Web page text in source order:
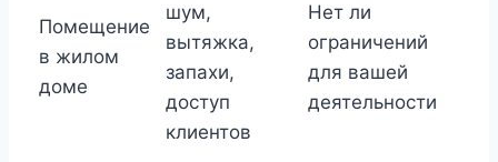
Помещение
в жилом
доме
шум,
вытяжка,
запахи,
доступ
клиентов
Нет ли
ограничений
для вашей
деятельности